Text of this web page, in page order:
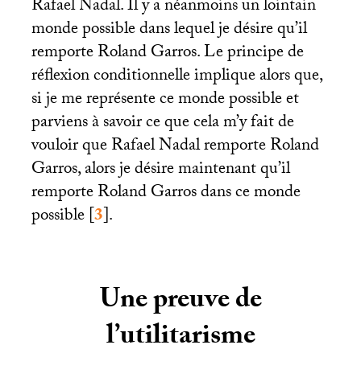
Rafael Nadal. Il y a néanmoins un lointain
monde possible dans lequel je désire qu’il
remporte Roland Garros. Le principe de
réflexion conditionnelle implique alors que,
si je me représente ce monde possible et
parviens à savoir ce que cela m’y fait de
vouloir que Rafael Nadal remporte Roland
Garros, alors je désire maintenant qu’il
remporte Roland Garros dans ce monde
possible[3].
Une preuve de
l’utilitarisme